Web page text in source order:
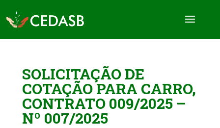
SOLICITAÇÃO DE
COTAÇÃO PARA CARRO,
CONTRATO 009/2025 –
Nº 007/2025